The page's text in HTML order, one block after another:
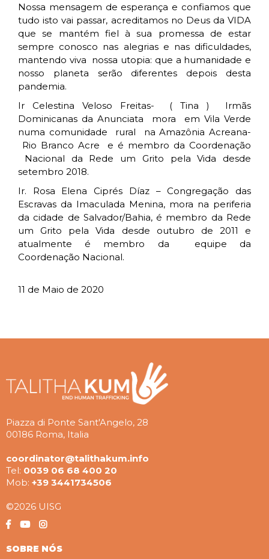
Nossa mensagem de esperança e confiamos que
tudo isto vai passar, acreditamos no Deus da VIDA
que se mantém fiel à sua promessa de estar
sempre conosco nas alegrias e nas dificuldades,
mantendo viva nossa utopia: que a humanidade e
nosso planeta serão diferentes depois desta
pandemia.
Ir Celestina Veloso Freitas- ( Tina ) Irmãs
Dominicanas da Anunciata mora em Vila Verde
numa comunidade rural na Amazônia Acreana-
Rio Branco Acre e é membro da Coordenação
Nacional da Rede um Grito pela Vida desde
setembro 2018.
Ir. Rosa Elena Ciprés Díaz – Congregação das
Escravas da Imaculada Menina, mora na periferia
da cidade de Salvador/Bahia, é membro da Rede
um Grito pela Vida desde outubro de 2011 e
atualmente é membro da equipe da
Coordenação Nacional.
11 de Maio de 2020
Piazza di Ponte Sant'Angelo, 28
00186 Roma, Italia
coordinator@talithakum.info
Tel: 0039 06 68 400 20
Mob: +39 3441734506
©2026 UISG
SOBRE NÓS